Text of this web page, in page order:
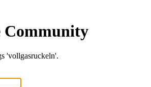
Community
'vollgasruckeln'.